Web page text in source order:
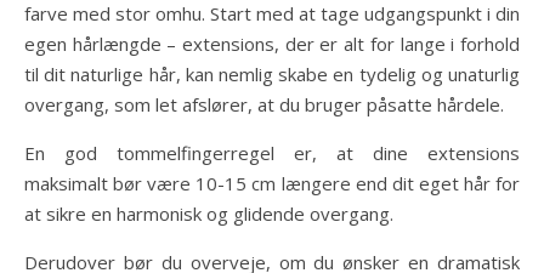
farve med stor omhu. Start med at tage udgangspunkt i din
egen hårlængde – extensions, der er alt for lange i forhold
til dit naturlige hår, kan nemlig skabe en tydelig og unaturlig
overgang, som let afslører, at du bruger påsatte hårdele.
En god tommelfingerregel er, at dine extensions
maksimalt bør være 10-15 cm længere end dit eget hår for
at sikre en harmonisk og glidende overgang.
Derudover bør du overveje, om du ønsker en dramatisk